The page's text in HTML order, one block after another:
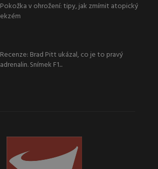
Pokožka v ohrožení: tipy, jak zmírnit atopický
ekzém
Recenze: Brad Pitt ukázal, co je to pravý
adrenalin. Snímek F1...